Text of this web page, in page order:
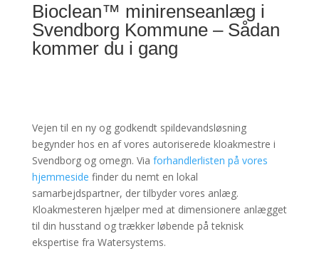
Bioclean™ minirenseanlæg i
Svendborg Kommune – Sådan
kommer du i gang
Vejen til en ny og godkendt spildevandsløsning
begynder hos en af vores autoriserede kloakmestre i
Svendborg og omegn. Via forhandlerlisten på vores
hjemmeside finder du nemt en lokal
samarbejdspartner, der tilbyder vores anlæg.
Kloakmesteren hjælper med at dimensionere anlægget
til din husstand og trækker løbende på teknisk
ekspertise fra Watersystems.